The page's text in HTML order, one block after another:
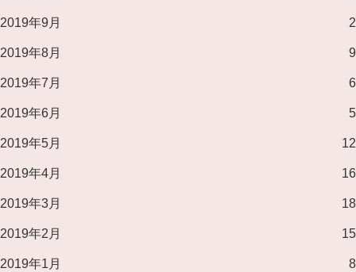
2019年9月 2
2019年8月 9
2019年7月 6
2019年6月 5
2019年5月 12
2019年4月 16
2019年3月 18
2019年2月 15
2019年1月 8